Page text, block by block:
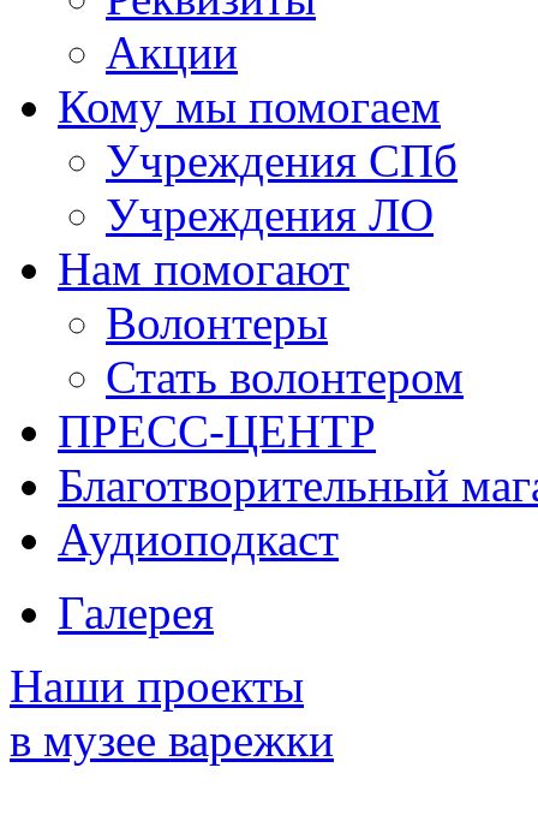
Акции
Кому мы помогаем
Учреждения СПб
Учреждения ЛО
Нам помогают
Волонтеры
Стать волонтером
ПРЕСС-ЦЕНТР
Благотворительный
Аудиоподкаст
Галерея
Наши проекты
в музее варежки